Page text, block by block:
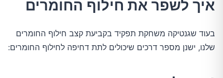
איך לשפר את חילוף החומרים
בעוד שגנטיקה משחקת תפקיד בקביעת קצב חילוף החומרים
שלנו, ישנן מספר דרכים שיכולים לתת דחיפה לחילוף החומרים: